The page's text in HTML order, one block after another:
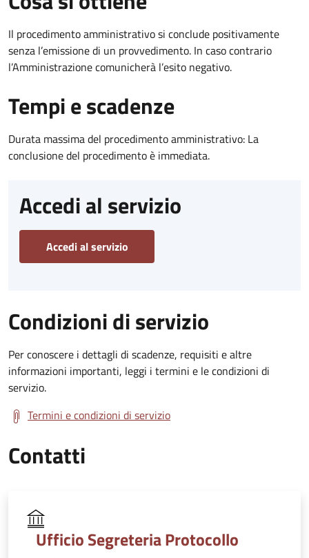
Il procedimento amministrativo si conclude positivamente
senza l’emissione di un provvedimento. In caso contrario
l’Amministrazione comunicherà l’esito negativo.
Tempi e scadenze
Durata massima del procedimento amministrativo: La
conclusione del procedimento è immediata.
Accedi al servizio
Accedi al servizio
Condizioni di servizio
Per conoscere i dettagli di scadenze, requisiti e altre
informazioni importanti, leggi i termini e le condizioni di
servizio.
Termini e condizioni di servizio
Contatti
Ufficio Segreteria Protocollo